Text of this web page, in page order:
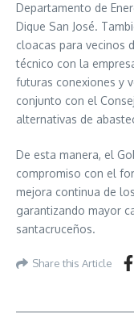
Departamento de
Dique San José.
cloacas para vecinos
técnico con la
futuras conexiones y
conjunto con el
alternativas de
De esta manera, el
compromiso con el
mejora continua de
garantizando mayor
santacruceños.
Share this Article